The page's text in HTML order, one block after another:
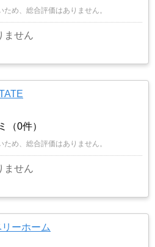
め、総合評価はありません。
ません
（0件）
め、総合評価はありません。
ません
ーホーム